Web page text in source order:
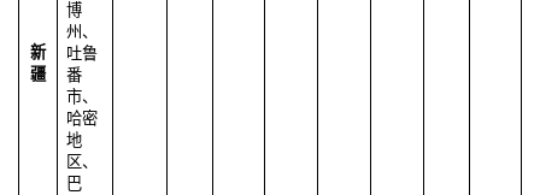
新
疆
博
州、
吐鲁
番
市、
哈密
地
区、
巴